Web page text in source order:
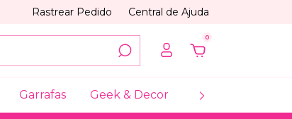
Rastrear Pedido Central de Ajuda
0
Garrafas Geek & Decor Coleções